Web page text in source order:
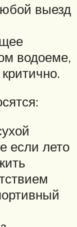
выезд
водоеме,
если лето